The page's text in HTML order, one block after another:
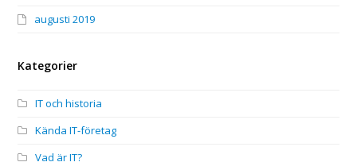
augusti 2019
Kategorier
IT och historia
Kända IT-företag
Vad är IT?